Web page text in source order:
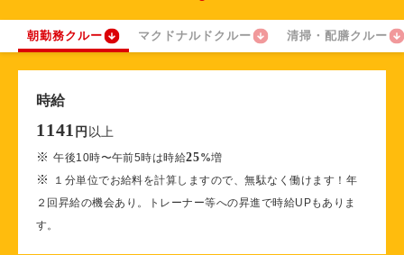
朝勤務クルー マクドナルドクルー 清掃・配膳クルー
時給
1141 円 以上
※午後10時〜午前5時は時給25%増
※
１分単位でお給料を計算しますので、無駄なく働けます！年
２回昇給の機会あり。トレーナー等への昇進で時給UPもありま
す。